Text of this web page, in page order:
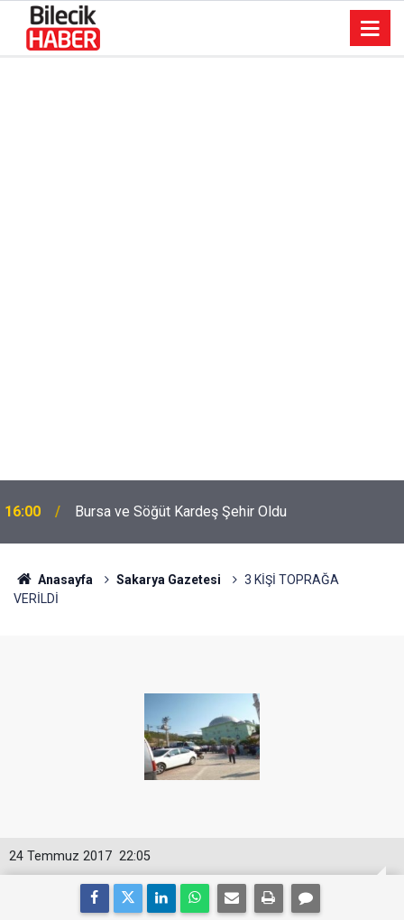
16:00 Bursa ve Söğüt Kardeş Şehir Oldu
Anasayfa Sakarya Gazetesi
3 KİŞİ TOPRAĞA
VERİLDİ
22:05
24 Temmuz 2017